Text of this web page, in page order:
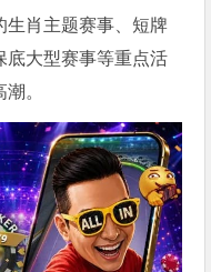
生肖主题赛事、短牌
底大型赛事等重点活
。